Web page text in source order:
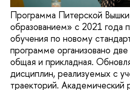
Программа Питерской
образованием» с 2021 года
обучения по новому
программе организовано
общая и прикладная.
дисциплин, реализуемых с
траекторий. Академический